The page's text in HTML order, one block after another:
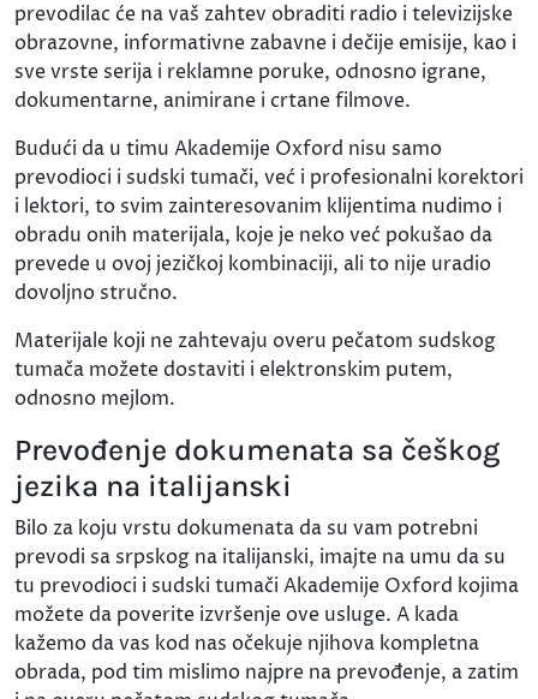
prevodilac će na vaš zahtev obraditi radio i televizijske
obrazovne, informativne zabavne i dečije emisije, kao i
sve vrste serija i reklamne poruke, odnosno igrane,
dokumentarne, animirane i crtane filmove.
Budući da u timu Akademije Oxford nisu samo
prevodioci i sudski tumači, već i profesionalni korektori
i lektori, to svim zainteresovanim klijentima nudimo i
obradu onih materijala, koje je neko već pokušao da
prevede u ovoj jezičkoj kombinaciji, ali to nije uradio
dovoljno stručno.
Materijale koji ne zahtevaju overu pečatom sudskog
tumača možete dostaviti i elektronskim putem,
odnosno mejlom.
Prevođenje dokumenata sa češkog
jezika na italijanski
Bilo za koju vrstu dokumenata da su vam potrebni
prevodi sa srpskog na italijanski, imajte na umu da su
tu prevodioci i sudski tumači Akademije Oxford kojima
možete da poverite izvršenje ove usluge. A kada
kažemo da vas kod nas očekuje njihova kompletna
obrada, pod tim mislimo najpre na prevođenje, a zatim